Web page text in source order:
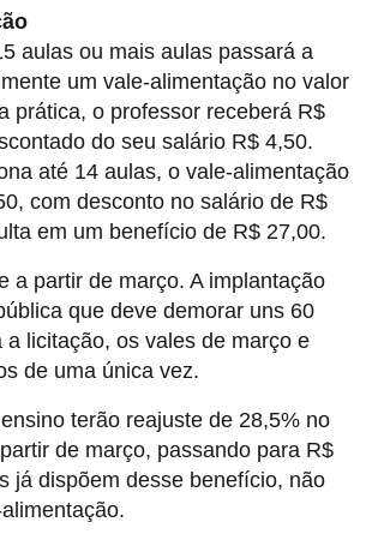
aulas ou mais aulas passará a
um vale-alimentação no valor
prática, o professor receberá R$
do seu salário R$ 4,50.
até 14 aulas, o vale-alimentação
com desconto no salário de R$
em um benefício de R$ 27,00.
a partir de março. A implantação
que deve demorar uns 60
a licitação, os vales de março e
de uma única vez.
terão reajuste de 28,5% no
de março, passando para R$
já dispõem desse benefício, não